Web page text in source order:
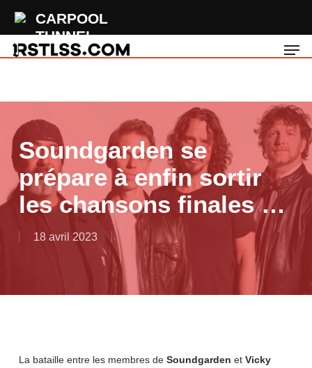
CARPOOL
TUNNEL
Dreaming Still
main
Soundgarden se
prépare à enfin sortir
les chansons finales …
18 avril 2023
La bataille entre les membres de Soundgarden et Vicky